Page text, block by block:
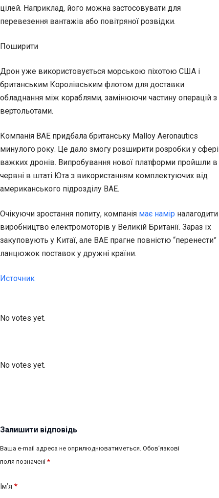
цілей. Наприклад, його можна застосовувати для
перевезення вантажів або повітряної розвідки.
Поширити
Дрон уже використовується морською піхотою США і
британським Королівським флотом для доставки
обладнання між кораблями, замінюючи частину операцій з
вертольотами.
Компанія BAE придбала британську Malloy Aeronautics
минулого року. Це дало змогу розширити розробки у сфері
важких дронів. Випробування нової платформи пройшли в
червні в штаті Юта з використанням комплектуючих від
американського підрозділу BAE.
Очікуючи зростання попиту, компанія має намір налагодити
виробництво електромоторів у Великій Британії. Зараз їх
закуповують у Китаї, але BAE прагне повністю “перенести”
ланцюжок поставок у дружні країни.
Источник
No votes yet.
No votes yet.
Залишити відповідь
Ваша e-mail адреса не оприлюднюватиметься. Обов’язкові
поля позначені *
Ім’я *